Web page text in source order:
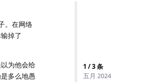
1 /3条
五月 2024
。在网络
掉了
为他会给
多么地愚